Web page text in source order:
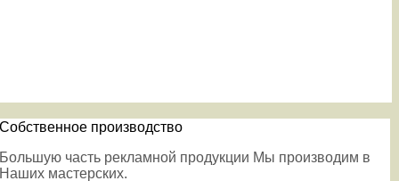
Собственное производство
Большую часть рекламной продукции Мы производим в
Наших мастерских.